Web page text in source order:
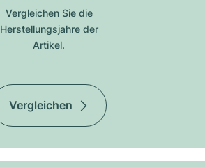
Vergleichen Sie die
Herstellungsjahre der
Artikel.
Vergleichen